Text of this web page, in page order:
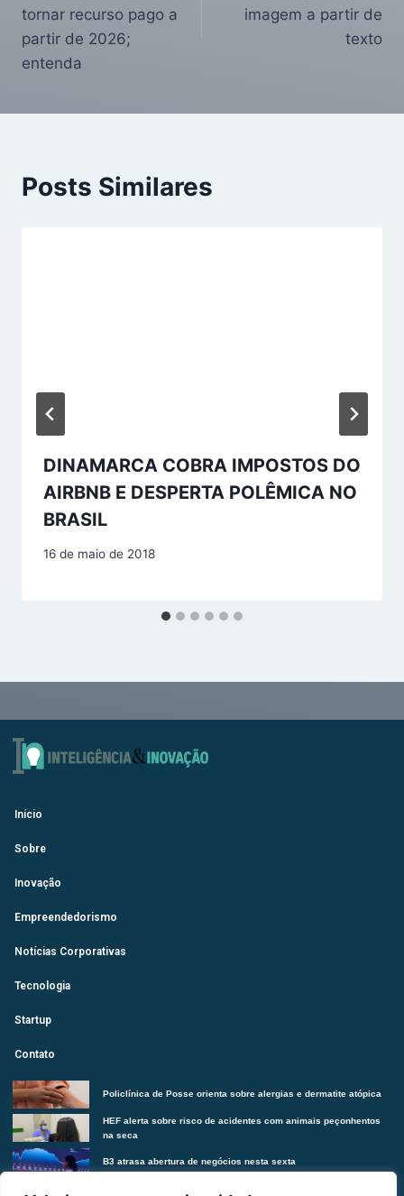
tornar recurso pago a
partir de 2026;
entenda
imagem a partir de
texto
Posts Similares
DINAMARCA COBRA IMPOSTOS DO
AIRBNB E DESPERTA POLÊMICA NO
BRASIL
16 de maio de 2018
Início
Sobre
Inovação
Empreendedorismo
Notícias Corporativas
Tecnologia
Startup
Contato
Policlínica de Posse orienta sobre alergias e dermatite atópica
HEF alerta sobre risco de acidentes com animais peçonhentos
na seca
B3 atrasa abertura de negócios nesta sexta